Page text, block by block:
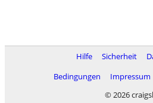
Hilfe Sicherheit
Bedingungen
Impressum
© 2026